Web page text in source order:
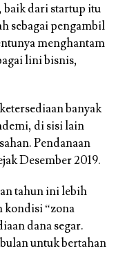
baik dari startup itu
sebagai pengambil
menghantam
lini bisnis,
banyak
di sisi lain
Pendanaan
Desember 2019.
tahun ini lebih
kondisi “zona
dana segar.
untuk bertahan